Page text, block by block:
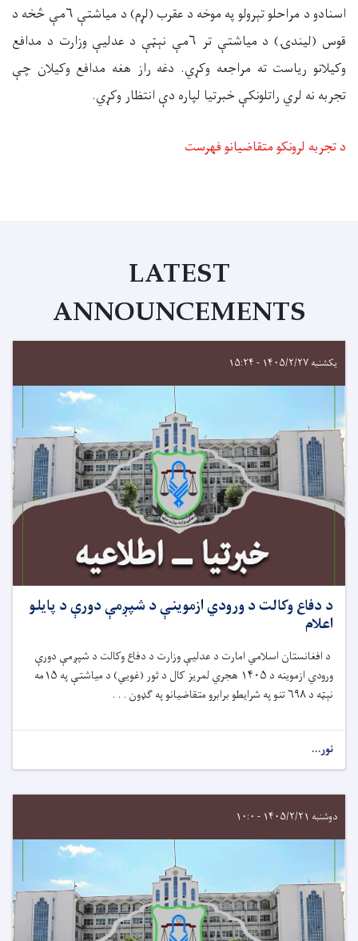
اسنادو د مراحلو تېرولو په موخه د عقرب (لړم) د میاشتې ۶مې څخه د
قوس (لیندۍ) د میاشتې تر ۶مې نېټې د عدلیې وزارت د مدافع
وکیلانو ریاست ته مراجعه وکړي. دغه راز هغه مدافع وکیلان چې
تجربه نه لري راتلونکې خبرتیا لپاره دې انتظار وکړي.
د تجربه لرونکو متقاضیانو فهرست
LATEST
ANNOUNCEMENTS
یکشنبه ۱۴۰۵/۲/۲۷ - ۱۵:۲۴
د دفاع وکالت د ورودي ازموينې د شپږمې دورې د پایلو
اعلام
د افغانستان اسلامي امارت د عدلیې وزارت د دفاع وکالت د شپږمې دورې
ورودي ازموینه د ۱۴۰۵ هجري لمریز کال د ثور (غويي) د میاشتې په ۱۵مه
نېټه د ۶۹۸ تنو په شرایطو برابرو متقاضیانو په ګډون . . .
نور...
دوشنبه ۱۴۰۵/۲/۲۱ - ۱۰:۰